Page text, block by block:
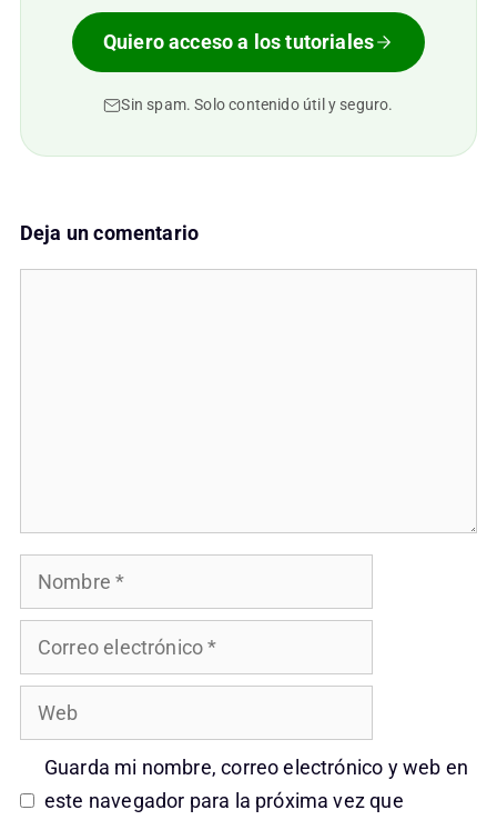
Quiero acceso a los tutoriales
Sin spam. Solo contenido útil y seguro.
Deja un comentario
Nombre
Correo
electrónico
Web
Guarda mi nombre, correo electrónico y web en
este navegador para la próxima vez que